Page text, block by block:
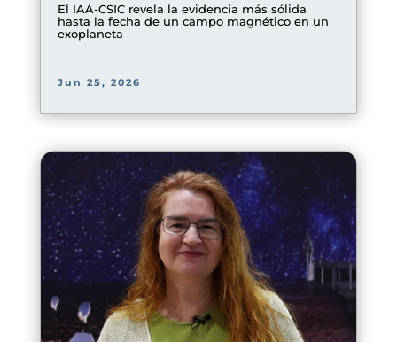
El IAA-CSIC revela la evidencia más sólida
hasta la fecha de un campo magnético en un
exoplaneta
Jun 25, 2026